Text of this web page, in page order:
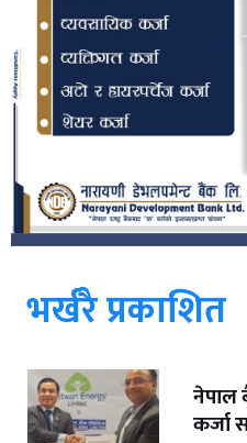
भर्खरै प्रकाशित
नेपाल
कर्जा